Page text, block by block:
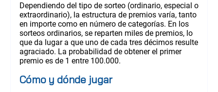
Dependiendo del tipo de sorteo (ordinario, especial o
extraordinario), la estructura de premios varía, tanto
en importe como en número de categorías. En los
sorteos ordinarios, se reparten miles de premios, lo
que da lugar a que uno de cada tres décimos resulte
agraciado. La probabilidad de obtener el primer
premio es de 1 entre 100.000.
Cómo y dónde jugar